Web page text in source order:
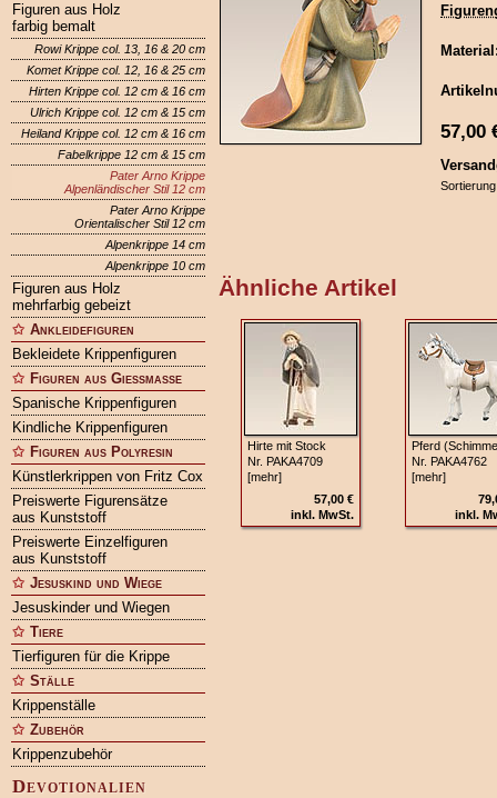
Figuren aus Holz
farbig bemalt
Rowi Krippe col. 13, 16 & 20 cm
Komet Krippe col. 12, 16 & 25 cm
Hirten Krippe col. 12 cm & 16 cm
Ulrich Krippe col. 12 cm & 15 cm
Heiland Krippe col. 12 cm & 16 cm
Fabelkrippe 12 cm & 15 cm
Pater Arno Krippe
Alpenländischer Stil 12 cm
Pater Arno Krippe
Orientalischer Stil 12 cm
Alpenkrippe 14 cm
Alpenkrippe 10 cm
Figuren aus Holz
mehrfarbig gebeizt
Ankleidefiguren
Bekleidete Krippenfiguren
Figuren aus Gießmasse
Spanische Krippenfiguren
Kindliche Krippenfiguren
Figuren aus Polyresin
Künstlerkrippen von Fritz Cox
Preiswerte Figurensätze
aus Kunststoff
Preiswerte Einzelfiguren
aus Kunststoff
Jesuskind und Wiege
Jesuskinder und Wiegen
Tiere
Tierfiguren für die Krippe
Ställe
Krippenställe
Zubehör
Krippenzubehör
Devotionalien
57,00
Ähnliche Artikel
Hirte mit Stock
Nr. PAKA4709
[mehr]
57,00 €
inkl. MwSt.
Pferd
Nr. PAKA4762
[mehr]
inkl.